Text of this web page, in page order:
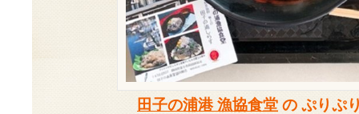
田子の浦港 漁協食堂 の ぷりぷ